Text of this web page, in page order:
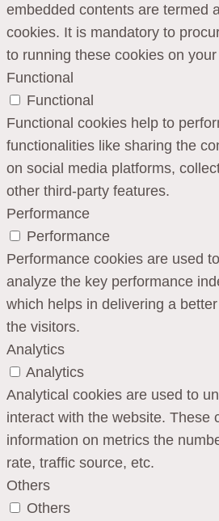
embedded contents are termed
cookies. It is mandatory to
to running these cookies on
Functional
Functional
Functional cookies help to
functionalities like sharing the
on social media platforms,
other third-party features.
Performance
Performance
Performance cookies are used
analyze the key performance
which helps in delivering a
the visitors.
Analytics
Analytics
Analytical cookies are used to
interact with the website. These
information on metrics the
rate, traffic source, etc.
Others
Others